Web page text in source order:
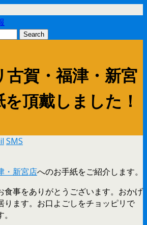
古賀・福津・新宮
頂戴しました！
SMS
・新宮店へのお手紙をご紹介します。
食事をありがとうございます。おかげ
ります。お口よごしをチョッピリで